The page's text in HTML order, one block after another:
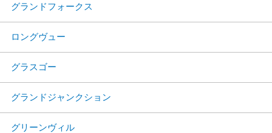
グランドフォークス
ロングヴュー
グラスゴー
グランドジャンクション
グリーンヴィル